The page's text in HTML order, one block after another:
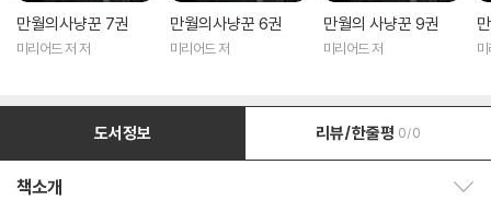
만월의사냥꾼 7권
미리어드 저 저
만월의사냥꾼 6권
미리어드 저
만월의 사냥꾼 9권
미리어드 저
도서정보 리뷰/한줄평 0/0
책소개